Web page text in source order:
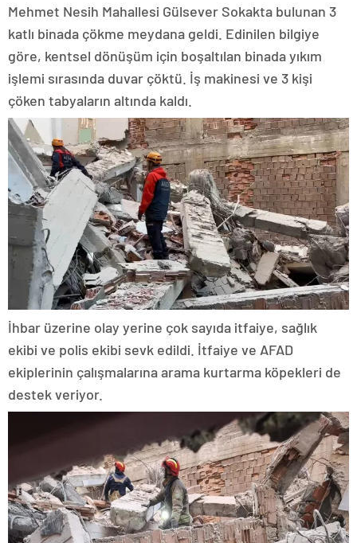
Mehmet Nesih Mahallesi Gülsever Sokakta bulunan 3
katlı binada çökme meydana geldi. Edinilen bilgiye
göre, kentsel dönüşüm için boşaltılan binada yıkım
işlemi sırasında duvar çöktü. İş makinesi ve 3 kişi
çöken tabyaların altında kaldı.
İhbar üzerine olay yerine çok sayıda itfaiye, sağlık
ekibi ve polis ekibi sevk edildi. İtfaiye ve AFAD
ekiplerinin çalışmalarına arama kurtarma köpekleri de
destek veriyor.